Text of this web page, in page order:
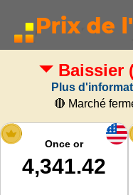
Baissier
Plus
🔴 Marché
Once or
4,341.42